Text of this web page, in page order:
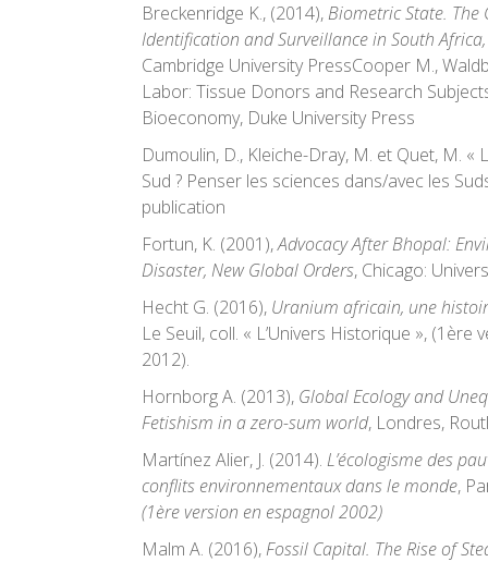
Breckenridge K., (2014),Biometric State. The
Identification and Surveillance in South
Cambridge University PressCooper M.,
Labor: Tissue Donors and Research
Bioeconomy, Duke University Press
Dumoulin, D., Kleiche-Dray, M. et Quet, M. «
Sud ? Penser les sciences dans/avec les
publication
Fortun, K. (2001),Advocacy After Bhopal:
Disaster, New Global Orders, Chicago:
Hecht G. (2016), Uranium africain, une
Le Seuil, coll. « L’Univers Historique », (1 ère
2012).
Hornborg A. (2013), Global Ecology and
Fetishism in a zero-sum world, Londres,
Martínez Alier, J. (2014). L’écologisme des
conflits environnementaux dans le monde,
(1èreversion en espagnol 2002)
Malm A. (2016),Fossil Capital. The Rise of